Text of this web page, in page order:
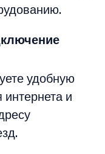
удобную
и